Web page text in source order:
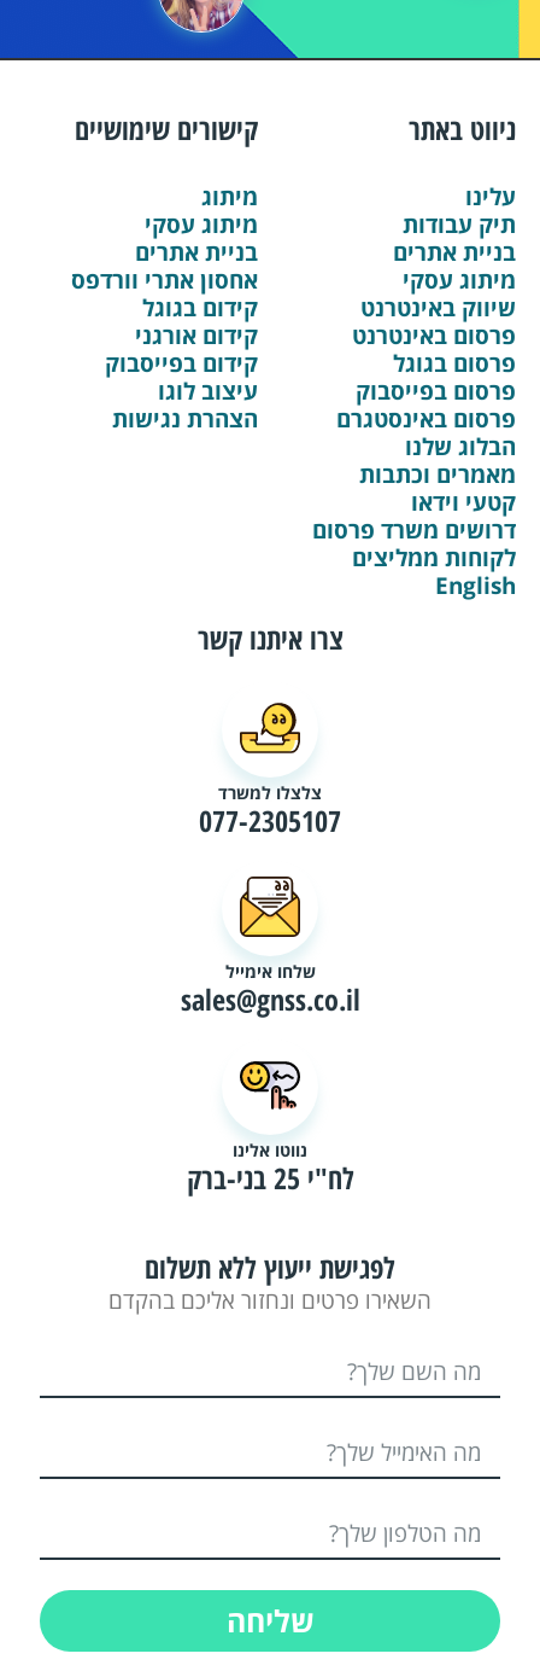
ניווט באתר
עלינו
תיק עבודות
בניית אתרים
מיתוג עסקי
שיווק באינטרנט
פרסום באינטרנט
פרסום בגוגל
פרסום בפייסבוק
פרסום באינסטגרם
הבלוג שלנו
מאמרים וכתבות
קטעי וידאו
דרושים משרד פרסום
לקוחות ממליצים
English
קישורים שימושיים
מיתוג
מיתוג עסקי
בניית אתרים
אחסון אתרי וורדפס
קידום בגוגל
קידום אורגני
קידום בפייסבוק
עיצוב לוגו
הצהרת נגישות
צרו איתנו קשר
צלצלו למשרד
077-2305107
שלחו אימייל
sales@gnss.co.il
נווטו אלינו
לח"י 25 בני-ברק
לפגישת ייעוץ ללא תשלום
השאירו פרטים ונחזור אליכם בהקדם
שליחה